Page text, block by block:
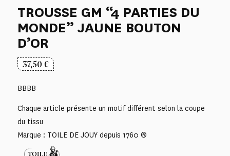
TROUSSE GM “4 PARTIES DU
MONDE” JAUNE BOUTON
D’OR
37,50€
BBBB
Chaque article présente un motif différent selon la coupe
du tissu
Marque : TOILE DE JOUY depuis 1760 ®